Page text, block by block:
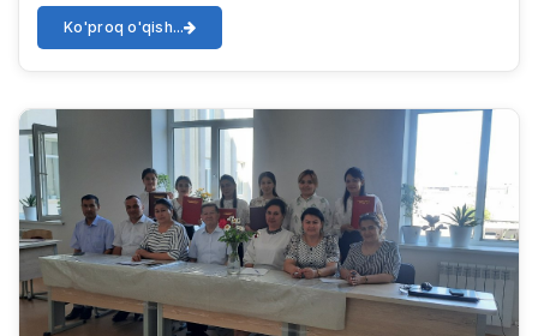
Ko'proq o'qish...